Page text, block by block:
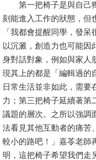
與
圖
書
回
首
頁
第一把椅子是與自己獨
刻能進入工作的狀態，但
「我都會提醒同學，發
以沉澱，創造力也可能因
身對話對象，例如與家人
現其上的都是「編輯過的
日常生活並非如此，需要
力；第三把椅子延續著第
議題的層次。之所以強調
法看見其他互動者的痛苦
較小的路吧！」嘉苓老師
明，這把椅子希望我們走